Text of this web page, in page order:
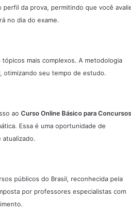
da prova, permitindo que você
no dia do exame.
mais complexos. A metodologia
otimizando seu tempo de estudo.
ao Curso Online Básico para Concursos
Essa é uma oportunidade de
atualizado.
públicos do Brasil, reconhecida pela
por professores especialistas com